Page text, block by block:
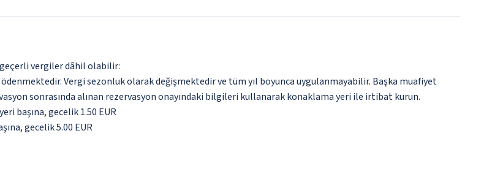
vergiler dâhil olabilir:
Vergi sezonluk olarak değişmektedir ve tüm yıl boyunca uygulanmayabilir. Başka muafiyet
sonrasında alınan rezervasyon onayındaki bilgileri kullanarak konaklama yeri ile irtibat kurun.
başına, gecelik 1.50 EUR
gecelik 5.00 EUR